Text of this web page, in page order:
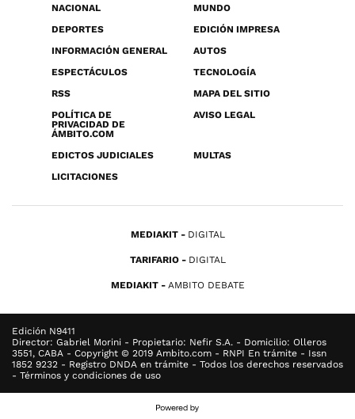
NACIONAL
MUNDO
DEPORTES
EDICIÓN IMPRESA
INFORMACIÓN GENERAL
AUTOS
ESPECTÁCULOS
TECNOLOGÍA
RSS
MAPA DEL SITIO
POLÍTICA DE
PRIVACIDAD DE
ÁMBITO.COM
AVISO LEGAL
EDICTOS JUDICIALES
MULTAS
LICITACIONES
MEDIAKIT DIGITAL
TARIFARIO DIGITAL
MEDIAKIT AMBITO DEBATE
Edición N9411
Director: Gabriel Morini - Propietario: Nefir S.A. - Domicilio: Olleros
3551, CABA - Copyright © 2019 Ambito.com - RNPI En trámite - Issn
1852 9232 - Registro DNDA en trámite - Todos los derechos reservados
- Términos y condiciones de uso